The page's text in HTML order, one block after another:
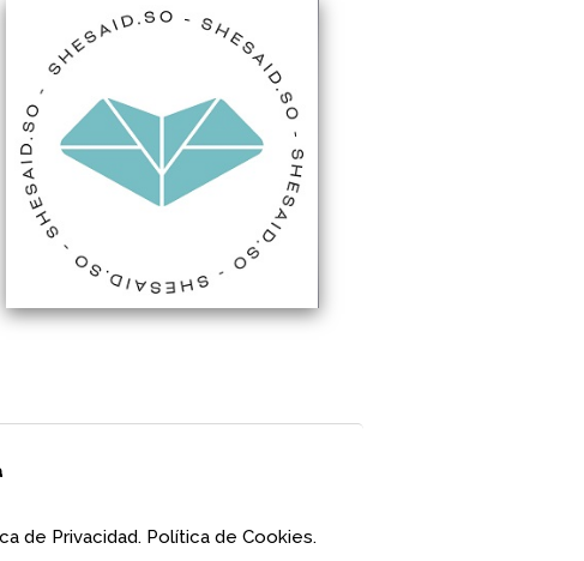
de Privacidad. Política de Cookies.